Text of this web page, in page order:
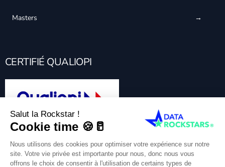
Masters
CERTIFIÉ QUALIOPI